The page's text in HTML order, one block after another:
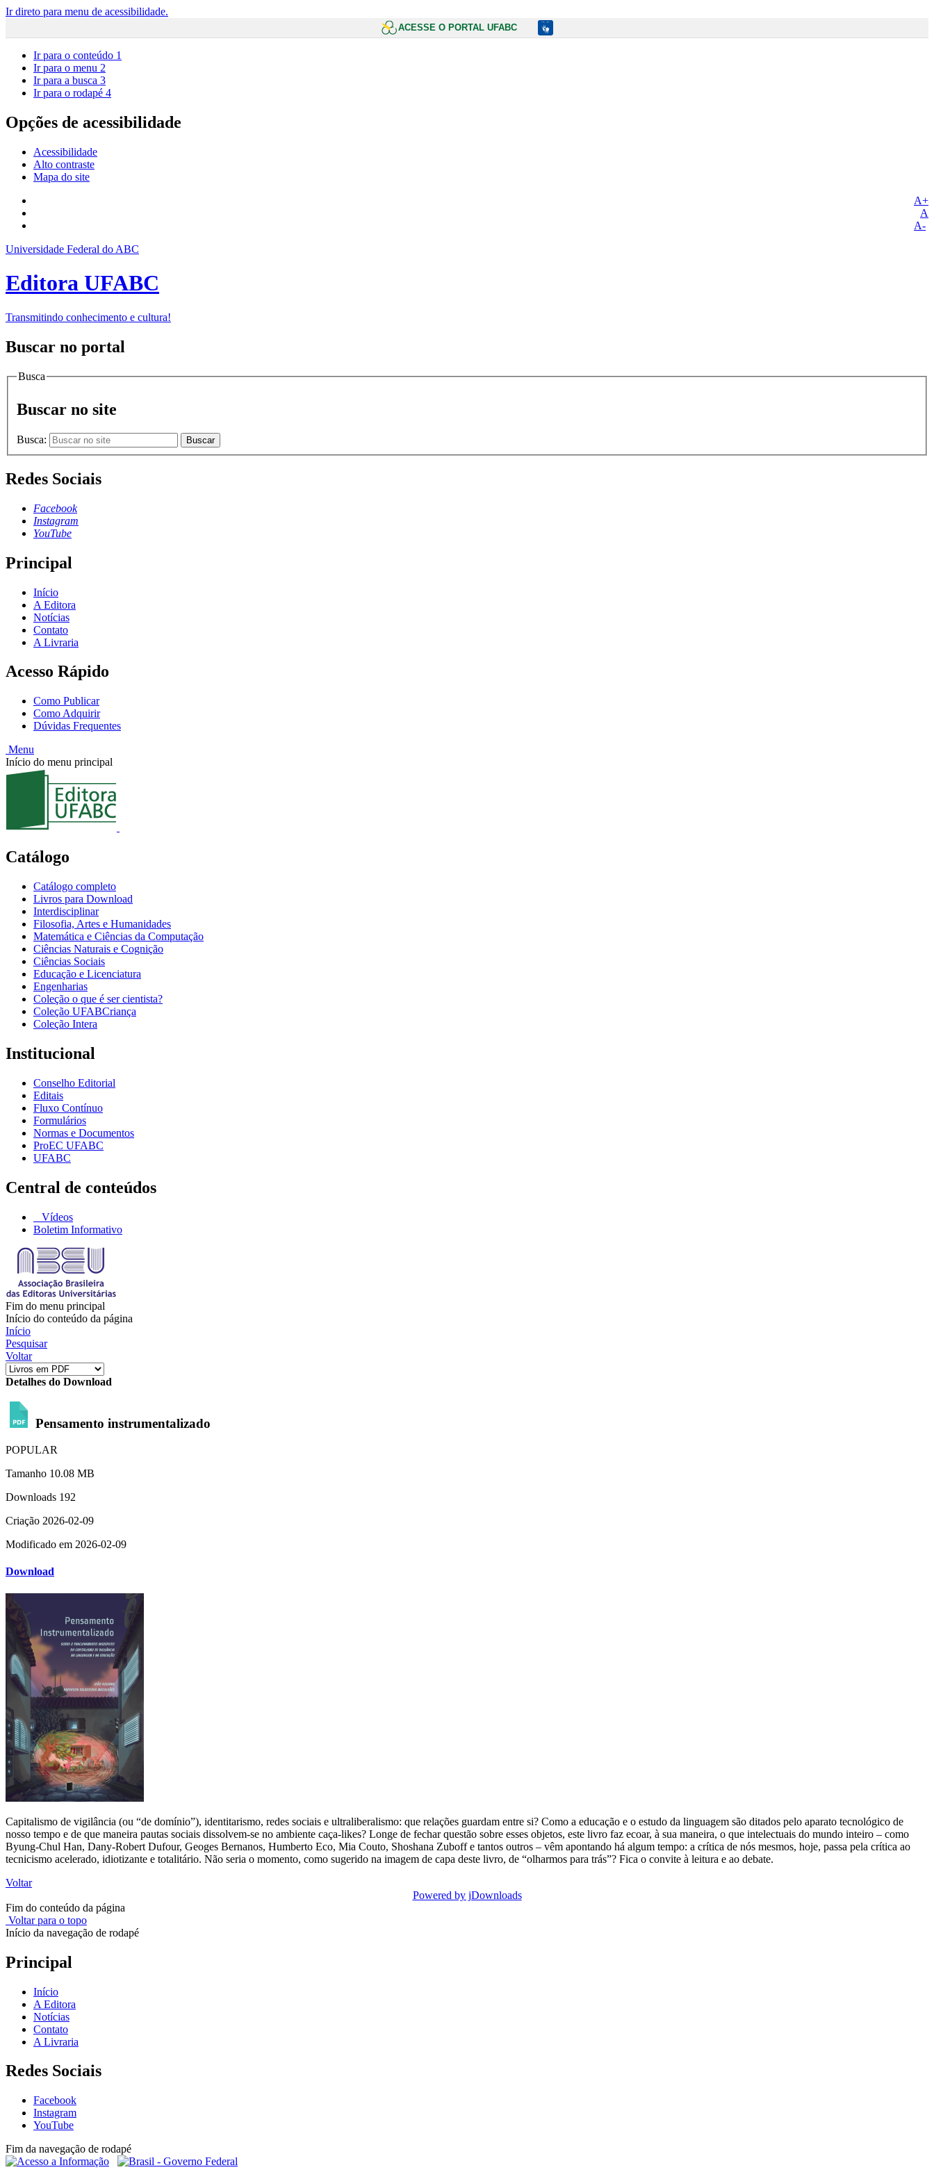
Ir direto para menu de acessibilidade.
ACESSE O PORTAL UFABC
Ir para o conteúdo 1
Ir para o menu 2
Ir para a busca 3
Ir para o rodapé 4
Opções de acessibilidade
Acessibilidade
Alto contraste
Mapa do site
A+
A
A-
Universidade Federal do ABC
Editora UFABC
Transmitindo conhecimento e cultura!
Buscar no portal
Busca
Buscar no site
Busca: Buscar
Redes Sociais
Facebook
Instagram
YouTube
Principal
Início
A Editora
Notícias
Contato
A Livraria
Acesso Rápido
Como Publicar
Como Adquirir
Dúvidas Frequentes
Menu
Início do menu principal
Catálogo
Catálogo completo
Livros para Download
Interdisciplinar
Filosofia, Artes e Humanidades
Matemática e Ciências da Computação
Ciências Naturais e Cognição
Ciências Sociais
Educação e Licenciatura
Engenharias
Coleção o que é ser cientista?
Coleção UFABCriança
Coleção Intera
Institucional
Conselho Editorial
Editais
Fluxo Contínuo
Formulários
Normas e Documentos
ProEC UFABC
UFABC
Central de conteúdos
Vídeos
Boletim Informativo
Fim do menu principal
Início do conteúdo da página
Início
Pesquisar
Voltar
Detalhes do Download
Pensamento instrumentalizado
POPULAR
Tamanho 10.08 MB
Downloads 192
Criação 2026-02-09
Modificado em 2026-02-09
Download
Capitalismo de vigilância (ou “de domínio”), identitarismo, redes sociais e ultraliberalismo: que relações guardam entre si? Como a educação e o estudo da linguagem são ditados pelo aparato tecnológico de
nosso tempo e de que maneira pautas sociais dissolvem-se no ambiente caça-likes? Longe de fechar questão sobre esses objetos, este livro faz ecoar, à sua maneira, o que intelectuais do mundo inteiro – como
Byung-Chul Han, Dany-Robert Dufour, Geoges Bernanos, Humberto Eco, Mia Couto, Shoshana Zuboff e tantos outros – vêm apontando há algum tempo: a crítica de nós mesmos, hoje, passa pela crítica ao
tecnicismo acelerado, idiotizante e totalitário. Não seria o momento, como sugerido na imagem de capa deste livro, de “olharmos para trás”? Fica o convite à leitura e ao debate.
Voltar
Powered by jDownloads
Fim do conteúdo da página
Voltar para o topo
Início da navegação de rodapé
Principal
Início
A Editora
Notícias
Contato
A Livraria
Redes Sociais
Facebook
Instagram
YouTube
Fim da navegação de rodapé